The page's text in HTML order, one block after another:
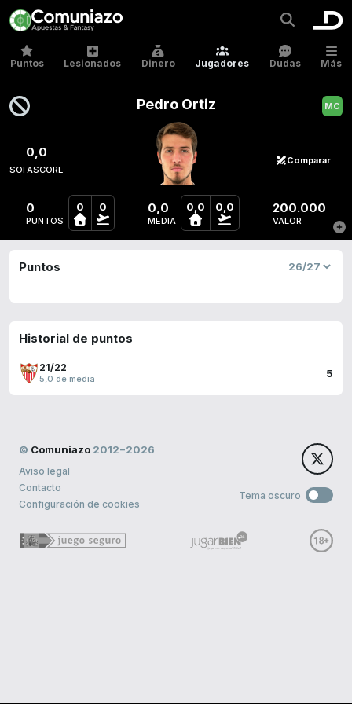
Puntos Lesionados Dinero Jugadores Dudas Más
Pedro Ortiz
Comparar
0,0
SOFASCORE
0
PUNTOS
0 0 0,0
MEDIA
0,0 0,0 200.000
VALOR
Puntos
Historial de puntos
21/22
5,0 de media 5
© Comuniazo 2012−2026
Aviso legal
Contacto
Configuración de cookies
Tema oscuro